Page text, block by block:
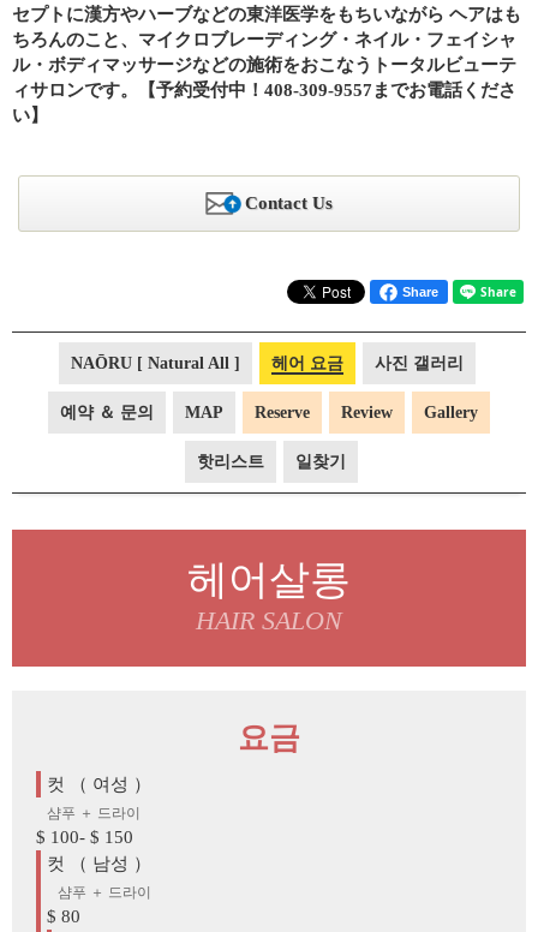
セプトに漢方やハーブなどの東洋医学をもちいながら ヘアはも
ちろんのこと、マイクロブレーディング・ネイル・フェイシャ
ル・ボディマッサージなどの施術をおこなうトータルビューテ
ィサロンです。【予約受付中！408-309-9557までお電話くださ
い】
Contact Us
Share
NAŌRU [ Natural All ] 헤어 요금 사진 갤러리
예약 ＆ 문의 MAP Reserve Review Gallery
핫리스트 일찾기
헤어살롱
HAIR SALON
요금
컷 （ 여성 ）
샴푸 ＋ 드라이
$ 100- $ 150
컷 （ 남성 ）
샴푸 ＋ 드라이
$ 80